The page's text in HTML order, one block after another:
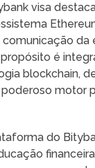
visa
da
é
blockchain,
motor
do